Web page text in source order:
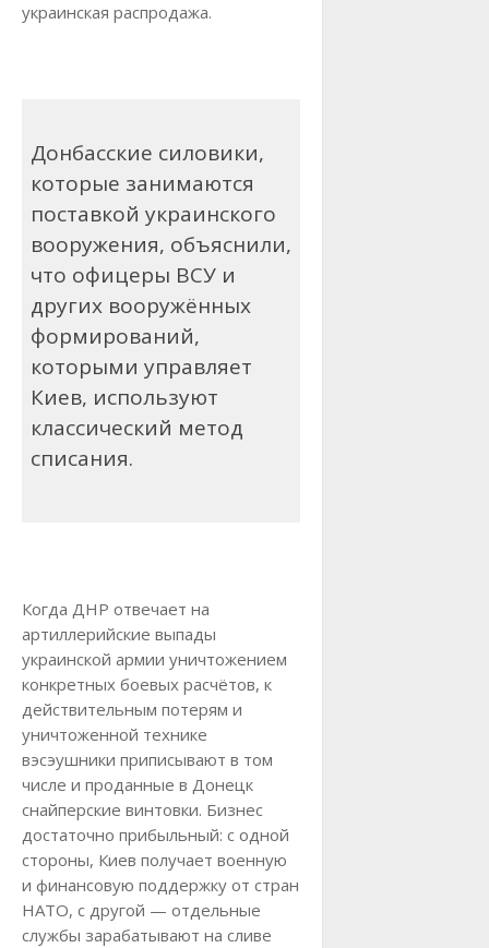
украинская распродажа.
Донбасские силовики,
которые занимаются
поставкой украинского
вооружения, объяснили,
что офицеры ВСУ и
других вооружённых
формирований,
которыми управляет
Киев, используют
классический метод
списания.
Когда ДНР отвечает на
артиллерийские выпады
украинской армии уничтожением
конкретных боевых расчётов, к
действительным потерям и
уничтоженной технике
вэсэушники приписывают в том
числе и проданные в Донецк
снайперские винтовки. Бизнес
достаточно прибыльный: с одной
стороны, Киев получает военную
и финансовую поддержку от стран
НАТО, с другой — отдельные
службы зарабатывают на сливе